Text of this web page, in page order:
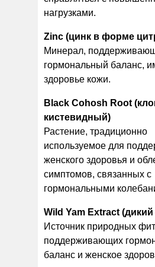
нагрузками.
Zinc (цинк в форме
Минерал,
гормональный баланс,
здоровье кожи.
Black Cohosh Root
кистевидный)
Растение, традиционно
используемое для
женского здоровья и
симптомов, связанных с
гормональными
Wild Yam Extract
Источник природных
поддерживающих
баланс и женское